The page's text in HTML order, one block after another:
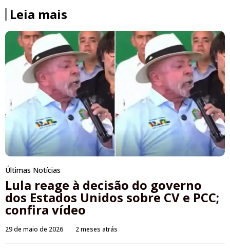
Leia mais
Últimas Notícias
Lula reage à decisão do governo
dos Estados Unidos sobre CV e PCC;
confira vídeo
29 de maio de 2026 2 meses atrás